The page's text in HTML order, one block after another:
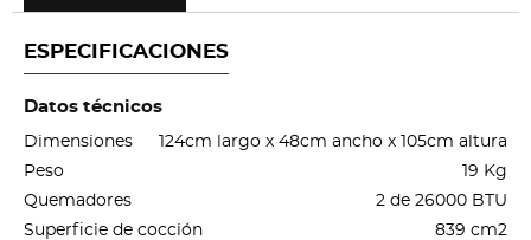
ESPECIFICACIONES
Datos técnicos
Dimensiones
124cm largo x 48cm ancho x 105cm altura
Peso
19 Kg
Quemadores
2 de 26000 BTU
Superficie de cocción
839 cm2